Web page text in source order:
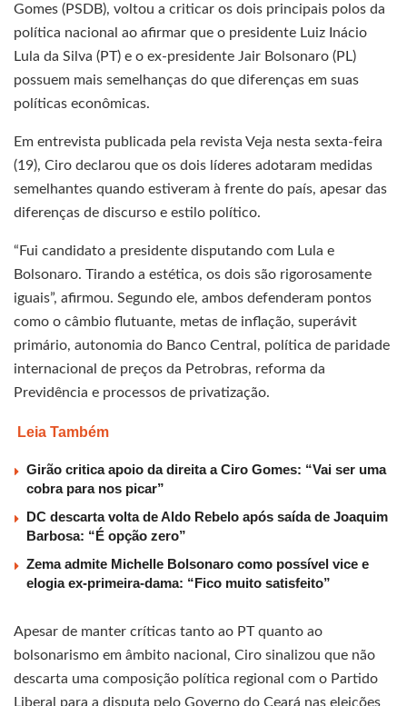
Gomes (PSDB), voltou a criticar os dois principais polos da
política nacional ao afirmar que o presidente Luiz Inácio
Lula da Silva (PT) e o ex-presidente Jair Bolsonaro (PL)
possuem mais semelhanças do que diferenças em suas
políticas econômicas.
Em entrevista publicada pela revista Veja nesta sexta-feira
(19), Ciro declarou que os dois líderes adotaram medidas
semelhantes quando estiveram à frente do país, apesar das
diferenças de discurso e estilo político.
“Fui candidato a presidente disputando com Lula e
Bolsonaro. Tirando a estética, os dois são rigorosamente
iguais”, afirmou. Segundo ele, ambos defenderam pontos
como o câmbio flutuante, metas de inflação, superávit
primário, autonomia do Banco Central, política de paridade
internacional de preços da Petrobras, reforma da
Previdência e processos de privatização.
Leia Também
Girão critica apoio da direita a Ciro Gomes: “Vai ser uma
cobra para nos picar”
DC descarta volta de Aldo Rebelo após saída de Joaquim
Barbosa: “É opção zero”
Zema admite Michelle Bolsonaro como possível vice e
elogia ex-primeira-dama: “Fico muito satisfeito”
Apesar de manter críticas tanto ao PT quanto ao
bolsonarismo em âmbito nacional, Ciro sinalizou que não
descarta uma composição política regional com o Partido
Liberal para a disputa pelo Governo do Ceará nas eleições